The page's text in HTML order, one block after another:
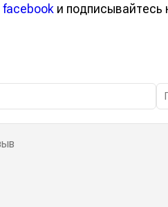
facebook и подписывайтесь